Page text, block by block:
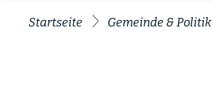
Startseite Gemeinde & Politik